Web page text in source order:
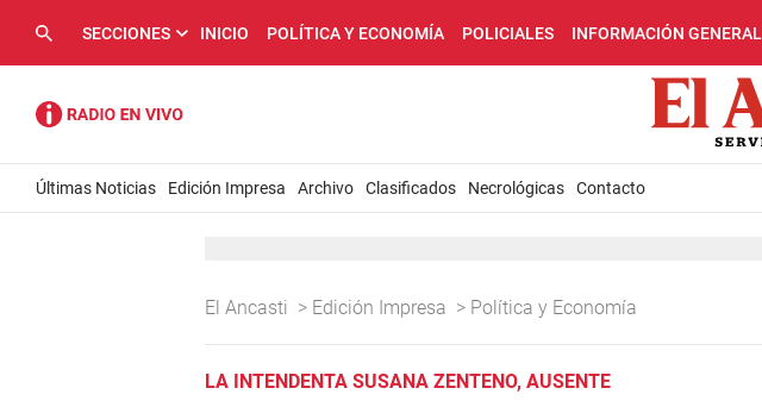
SECCIONES INICIO POLÍTICA Y ECONOMÍA POLICIALES INFORMACIÓN GENERAL
Últimas Noticias Edición Impresa Archivo Clasificados Necrológicas Contacto
El Ancasti > Edición Impresa > Política y Economía
LA INTENDENTA SUSANA ZENTENO, AUSENTE